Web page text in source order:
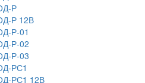
Р
Р 12В
Р-01
Р-02
Р-03
РС1
РС1 12В